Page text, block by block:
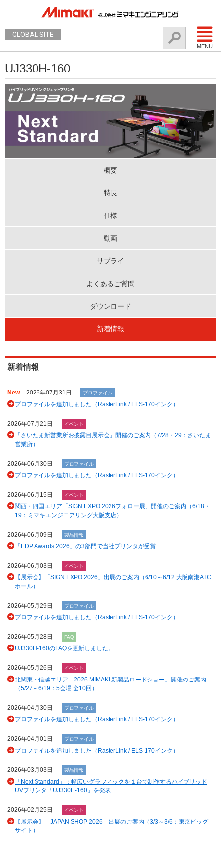
MENU
GLOBAL SITE
UJ330H-160
概要
特長
仕様
動画
サプライ
よくあるご質問
ダウンロード
新着情報
新着情報
New 2026年07月31日 プロファイル
プロファイルを追加しました（RasterLink / ELS-170インク）
2026年07月21日 イベント
「さいたま新営業所お披露目展示会」開催のご案内（7/28・29：さいたま
営業所）
2026年06月30日 プロファイル
プロファイルを追加しました（RasterLink / ELS-170インク）
2026年06月15日 イベント
関西・四国エリア「SIGN EXPO 2026フォロー展」開催のご案内（6/18・
19：ミマキエンジニアリング大阪支店）
2026年06月09日 製品情報
「EDP Awards 2026」の3部門で当社プリンタが受賞
2026年06月03日 イベント
【展示会】「SIGN EXPO 2026」出展のご案内（6/10～6/12 大阪南港ATC
ホール）
2026年05月29日 プロファイル
プロファイルを追加しました（RasterLink / ELS-170インク）
2026年05月28日 FAQ
UJ330H-160のFAQを更新しました。
2026年05月26日 イベント
北関東・信越エリア「2026 MIMAKI 新製品ロードショー」開催のご案内
（5/27～6/19：5会場 全10回）
2026年04月30日 プロファイル
プロファイルを追加しました（RasterLink / ELS-170インク）
2026年04月01日 プロファイル
プロファイルを追加しました（RasterLink / ELS-170インク）
2026年03月03日 製品情報
「Next Standard」：幅広いグラフィックを１台で制作するハイブリッド
UVプリンタ「UJ330H-160」を発表
2026年02月25日 イベント
【展示会】「JAPAN SHOP 2026」出展のご案内（3/3～3/6：東京ビッグ
サイト）